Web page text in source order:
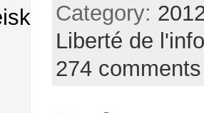
Category:
Liberté de
274 comments